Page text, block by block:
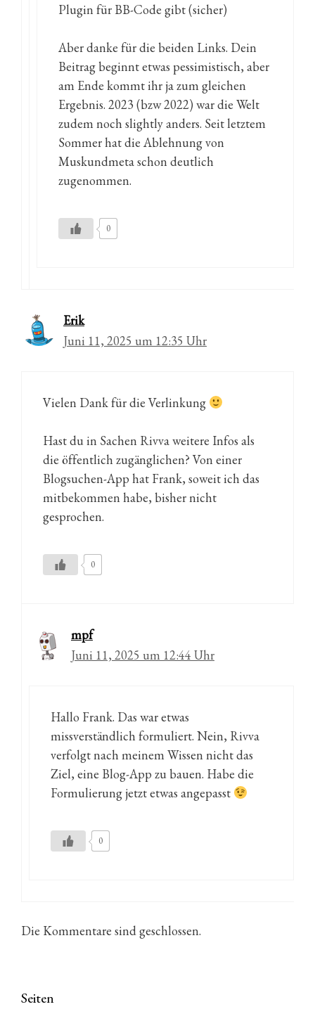
Plugin für BB-Code gibt (sicher)
Aber danke für die beiden Links. Dein
Beitrag beginnt etwas pessimistisch, aber
am Ende kommt ihr ja zum gleichen
Ergebnis. 2023 (bzw 2022) war die Welt
zudem noch slightly anders. Seit letztem
Sommer hat die Ablehnung von
Muskundmeta schon deutlich
zugenommen.
0
Erik
Juni 11, 2025 um 12:35 Uhr
Vielen Dank für die Verlinkung
Hast du in Sachen Rivva weitere Infos als
die öffentlich zugänglichen? Von einer
Blogsuchen-App hat Frank, soweit ich das
mitbekommen habe, bisher nicht
gesprochen.
0
mpf
Juni 11, 2025 um 12:44 Uhr
Hallo Frank. Das war etwas
missverständlich formuliert. Nein, Rivva
verfolgt nach meinem Wissen nicht das
Ziel, eine Blog-App zu bauen. Habe die
Formulierung jetzt etwas angepasst
0
Die Kommentare sind geschlossen.
Seiten